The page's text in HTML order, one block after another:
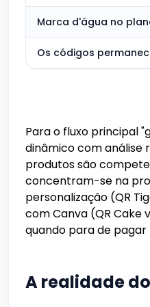
Marca d'água no
Os códigos
Para o fluxo principal
dinâmico com análise
produtos são
concentram-se na
personalização (QR
com Canva (QR Cake
quando para de pagar
A realidade